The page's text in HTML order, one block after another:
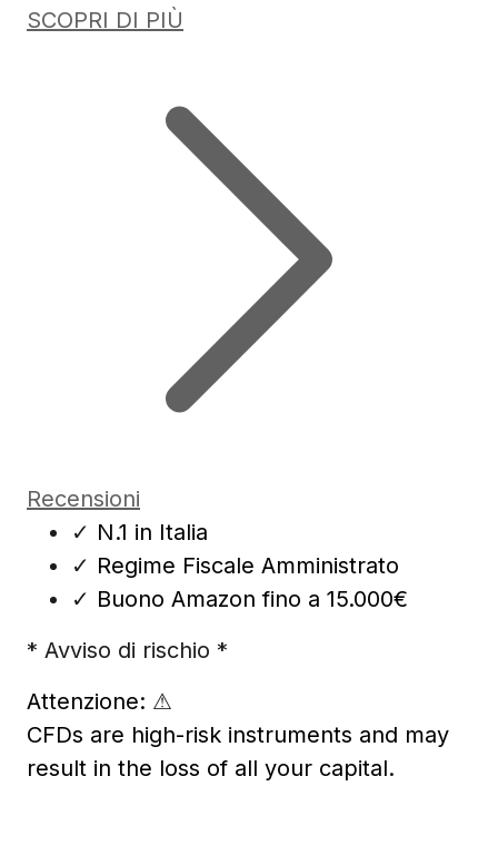
SCOPRI DI PIÙ
Recensioni
✓ N.1 in Italia
✓ Regime Fiscale Amministrato
✓ Buono Amazon fino a 15.000€
* Avviso di rischio *
Attenzione: ⚠
CFDs are high-risk instruments and may
result in the loss of all your capital.